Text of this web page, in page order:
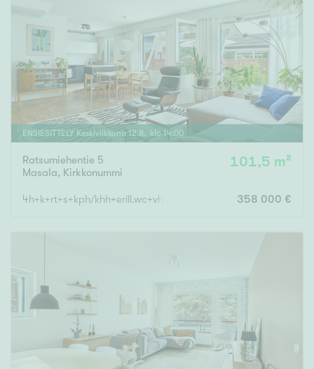
ENSIESITTELY Keskiviikkona 12.8 . klo 14:00
Ratsumiehentie 5
Masala, Kirkkonummi
101,5 m²
4h+k+rt+s+kph/khh+erill.wc+vh+et+ tk 358 000 €